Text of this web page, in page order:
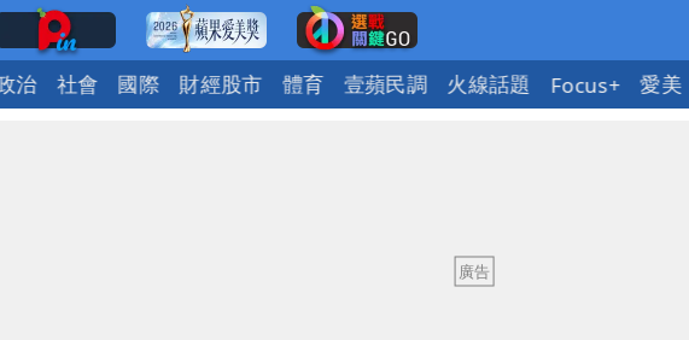
治 社會 國際 財經股市 體育 壹蘋民調 火線話題 Focus+ 愛美